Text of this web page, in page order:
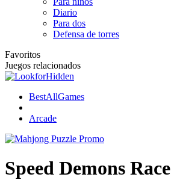
Diario
Para dos
Defensa de torres
Favoritos
Juegos relacionados
BestAllGames
Arcade
Speed Demons Race